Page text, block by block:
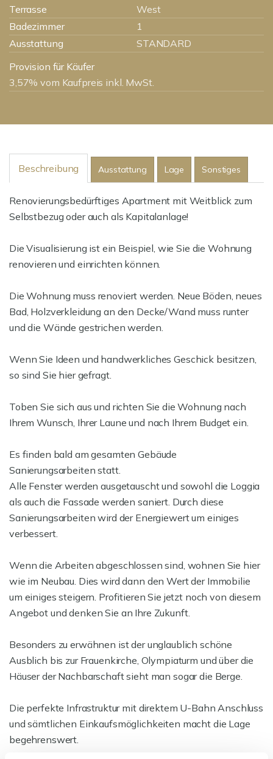
Terrasse
West
Badezimmer
1
Ausstattung
STANDARD
Provision für Käufer
3,57% vom Kaufpreis inkl. MwSt.
Beschreibung Ausstattung Lage Sonstiges
Renovierungsbedürftiges Apartment mit Weitblick zum
Selbstbezug oder auch als Kapitalanlage!
Die Visualisierung ist ein Beispiel, wie Sie die Wohnung
renovieren und einrichten können.
Die Wohnung muss renoviert werden. Neue Böden, neues
Bad, Holzverkleidung an den Decke/Wand muss runter
und die Wände gestrichen werden.
Wenn Sie Ideen und handwerkliches Geschick besitzen,
so sind Sie hier gefragt.
Toben Sie sich aus und richten Sie die Wohnung nach
Ihrem Wunsch, Ihrer Laune und nach Ihrem Budget ein.
Es finden bald am gesamten Gebäude
Sanierungsarbeiten statt.
Alle Fenster werden ausgetauscht und sowohl die Loggia
als auch die Fassade werden saniert. Durch diese
Sanierungsarbeiten wird der Energiewert um einiges
verbessert.
Wenn die Arbeiten abgeschlossen sind, wohnen Sie hier
wie im Neubau. Dies wird dann den Wert der Immobilie
um einiges steigern. Profitieren Sie jetzt noch von diesem
Angebot und denken Sie an Ihre Zukunft.
Besonders zu erwähnen ist der unglaublich schöne
Ausblich bis zur Frauenkirche, Olympiaturm und über die
Häuser der Nachbarschaft sieht man sogar die Berge.
Die perfekte Infrastruktur mit direktem U-Bahn Anschluss
und sämtlichen Einkaufsmöglichkeiten macht die Lage
begehrenswert.